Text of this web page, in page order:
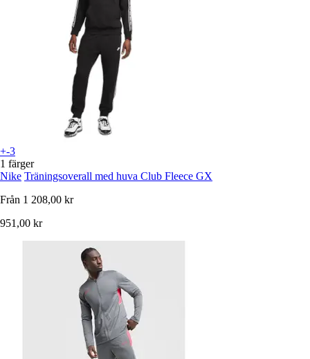
+-3
1 färger
Nike Träningsoverall med huva Club Fleece GX
Från 1 208,00 kr
951,00 kr